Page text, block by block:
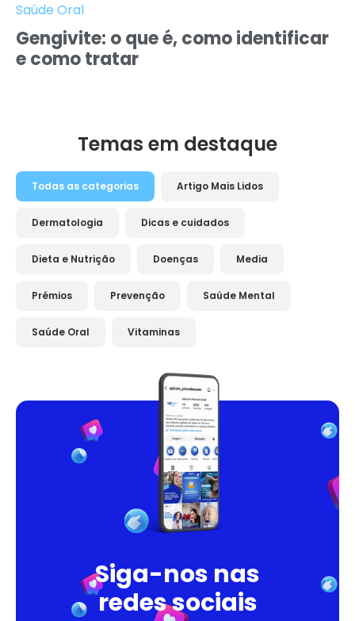
Saúde Oral
Gengivite: o que é, como identificar
e como tratar
Temas em destaque
Todas as categorias Artigo Mais Lidos
Dermatologia Dicas e cuidados
Dieta e Nutrição Doenças Media
Prémios Prevenção Saúde Mental
Saúde Oral Vitaminas
Siga-nos nas
redes sociais